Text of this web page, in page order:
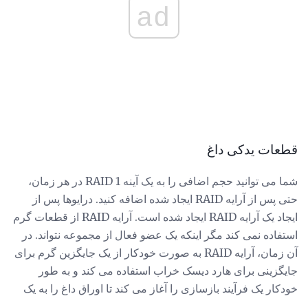
ad
قطعات یدکی داغ
شما می توانید حجم اضافی را به یک آینه RAID 1 در هر زمان،
حتی پس از آرایه RAID ایجاد شده اضافه کنید. درایوها پس از
ایجاد یک آرایه RAID ایجاد شده است. آرایه RAID از قطعات گرم
استفاده نمی کند مگر اینکه یک عضو فعال از مجموعه نتواند. در
آن زمان، آرایه RAID به صورت خودکار از یک جایگزین گرم برای
جایگزینی برای هارد دیسک خراب استفاده می کند و به طور
خودکار یک فرآیند بازسازی را آغاز می کند تا اوراق داغ را به یک